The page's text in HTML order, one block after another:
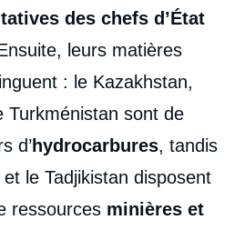
des chefs d’État
leurs matières
: le Kazakhstan,
Turkménistan sont de
d’hydrocarbures, tandis
le Tadjikistan disposent
ressources minières et